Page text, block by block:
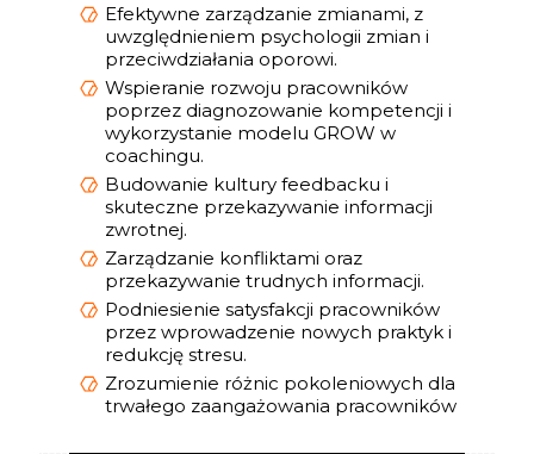
Efektywne zarządzanie zmianami, z
uwzględnieniem psychologii zmian i
przeciwdziałania oporowi.
Wspieranie rozwoju pracowników
poprzez diagnozowanie kompetencji i
wykorzystanie modelu GROW w
coachingu.
Budowanie kultury feedbacku i
skuteczne przekazywanie informacji
zwrotnej.
Zarządzanie konfliktami oraz
przekazywanie trudnych informacji.
Podniesienie satysfakcji pracowników
przez wprowadzenie nowych praktyk i
redukcję stresu.
Zrozumienie różnic pokoleniowych dla
trwałego zaangażowania pracowników